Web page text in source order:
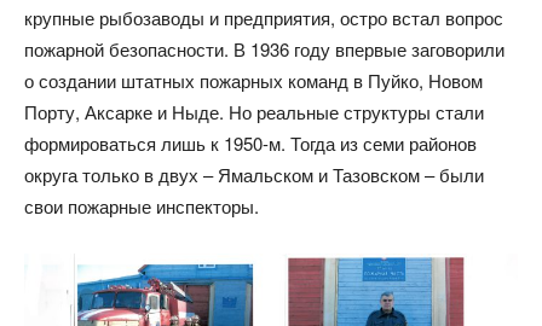
крупные рыбозаводы и предприятия, остро встал вопрос
пожарной безопасности. В 1936 году впервые заговорили
о создании штатных пожарных команд в Пуйко, Новом
Порту, Аксарке и Ныде. Но реальные структуры стали
формироваться лишь к 1950-м. Тогда из семи районов
округа только в двух – Ямальском и Тазовском – были
свои пожарные инспекторы.